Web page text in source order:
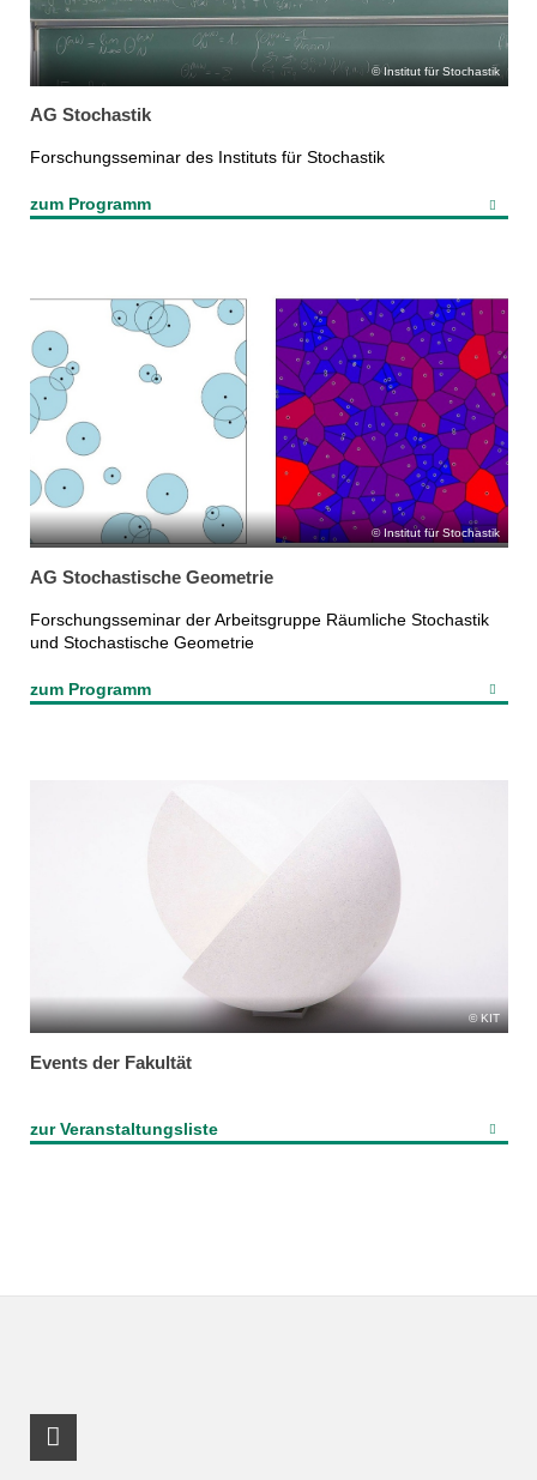
Institut für Stochastik
AG Stochastik
Forschungsseminar des Instituts für Stochastik
zum Programm
Institut für Stochastik
AG Stochastische Geometrie
Forschungsseminar der Arbeitsgruppe Räumliche Stochastik
und Stochastische Geometrie
zum Programm
KIT
Events der Fakultät
zur Veranstaltungsliste
RSS-Feed